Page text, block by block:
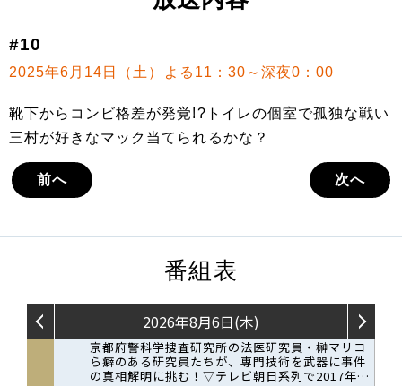
#10
2025年6月14日（土）よる11：30～深夜0：00
靴下からコンビ格差が発覚!?トイレの個室で孤独な戦い
三村が好きなマック当てられるかな？
前へ 次へ
番組表